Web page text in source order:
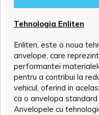
Tehnologia Enliten
Enliten, este o noua
anvelope, care
performantei
pentru a contribui la
vehicul, oferind in
ca o anvelopa
Anvelopele cu